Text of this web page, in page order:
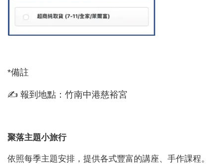
*備註
✍️ 報到地點：竹南中港慈裕宮
聚落主題小旅行
依照每季主題安排，提供各式豐富的講座、手作課程。